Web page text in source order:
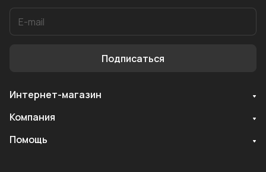
Подписаться
Интернет-магазин
Компания
Помощь